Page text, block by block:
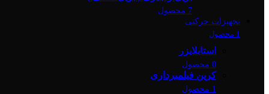
7 محصول
تجهیزات حرکتی
1 محصول
استابلایزر
0 محصول
کرین فیلمبرداری
1 محصول